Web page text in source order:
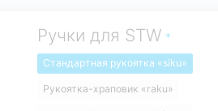
Ручки для STW
Стандартная рукоятка «siku»
Рукоятка-храповик «raku»